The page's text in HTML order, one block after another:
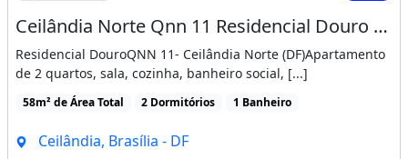
Ceilândia Norte Qnn 11 Residencial Douro 2 Quartos 46M² 1 Vaga Armários Lazer
Residencial DouroQNN 11- Ceilândia Norte (DF)Apartamento
de 2 quartos, sala, cozinha, banheiro social, [...]
58m² de Área Total 2 Dormitórios 1 Banheiro
Ceilândia, Brasília - DF